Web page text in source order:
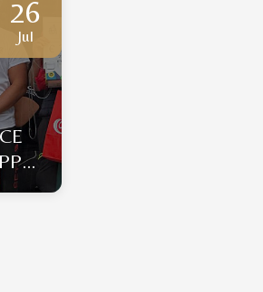
26
Jul